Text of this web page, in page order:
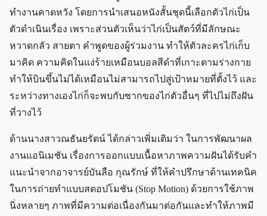
ทำงานคาดหวัง โดยการนำเสนอหนังสั้นชุดนี้เลือกตัวไก่เป็น
ตัวดำเนินเรื่อง เพราะส่วนตัวเห็นว่าไก่เป็นสัตว์ที่มีลักษณะ
หวาดกลัว สายตา คำพูดของผู้ร่วมงาน ทำให้ตัวละครไก่เก็บ
มาคิด ความคิดในแง่ร้ายเหมือนบอลสีดำที่เกาะตามร่างกาย
ทำให้บินขึ้นไม่ได้เหมือนไม่สามารถไปสู่เป้าหมายที่ตั้งไว้ และ
ระหว่างทางเองไก่ก็จะพบกับซากของไก่ตัวอื่นๆ ที่ไปไม่ถึงฝัน
ที่วางไว้
ด้านนางสาวณธันยรัตน์ ได้กล่าวเพิ่มเติมว่า ในการพัฒนาผล
งานแอนิเมชัน เรื่องการออกแบบเนื้อหาภาพความฝันได้รับคำ
แนะนำจากอาจารย์บันลือ กุณรักษ์ ที่ให้คำปรึกษาด้านเทคนิค
ในการถ่ายทำแบบสตอปโมชัน (Stop Motion) ด้วยการใช้ภาพ
นิ่งหลายๆ ภาพที่มีความต่อเนื่องกันมาต่อกันและทำให้ภาพมี